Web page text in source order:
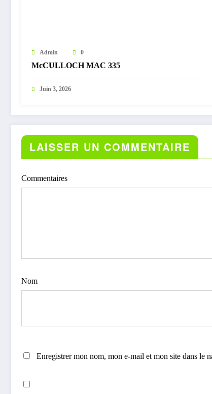
Admin 0
McCULLOCH MAC 335
Juin 3, 2026
LAISSER UN COMMENTAIRE
Commentaires
Nom
Enregistrer mon nom, mon e-mail et mon site dans le